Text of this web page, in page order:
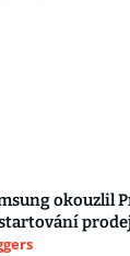
okouzlil